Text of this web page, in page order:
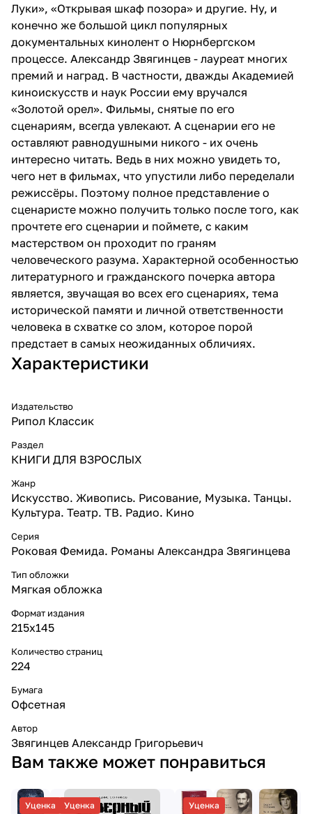
Луки», «Открывая шкаф позора» и другие. Ну, и
конечно же большой цикл популярных
документальных кинолент о Нюрнбергском
процессе. Александр Звягинцев - лауреат многих
премий и наград. В частности, дважды Академией
киноискусств и наук России ему вручался
«Золотой орел». Фильмы, снятые по его
сценариям, всегда увлекают. А сценарии его не
оставляют равнодушными никого - их очень
интересно читать. Ведь в них можно увидеть то,
чего нет в фильмах, что упустили либо переделали
режиссёры. Поэтому полное представление о
сценаристе можно получить только после того, как
прочтете его сценарии и поймете, с каким
мастерством он проходит по граням
человеческого разума. Характерной особенностью
литературного и гражданского почерка автора
является, звучащая во всех его сценариях, тема
исторической памяти и личной ответственности
человека в схватке со злом, которое порой
предстает в самых неожиданных обличиях.
Характеристики
Издательство
Рипол Классик
Раздел
КНИГИ ДЛЯ ВЗРОСЛЫХ
Жанр
Искусство. Живопись. Рисование, Музыка. Танцы.
Культура. Театр. ТВ. Радио. Кино
Серия
Роковая Фемида. Романы Александра Звягинцева
Тип обложки
Мягкая обложка
Формат издания
215х145
Количество страниц
224
Бумага
Офсетная
Автор
Звягинцев Александр Григорьевич
Вам также может понравиться
Уценка Уценка Уценка